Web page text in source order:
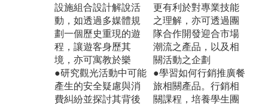
設施組合設計解說活
動，如透過多媒體規
劃一個歷史重現的遊
程，讓遊客身歷其
境，亦可寓教於樂
●研究觀光活動中可能
產生的安全疑慮與消
費糾紛並探討其背後
更有利於對專業技能
之理解，亦可透過團
隊合作開發迎合市場
潮流之產品，以及相
關活動之企劃
●學習如何行銷推廣餐
旅相關產品。行銷相
關課程，培養學生團